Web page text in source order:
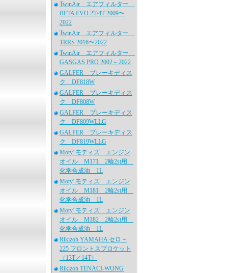
TwinAir エアフィルター
BETA EVO 2T/4T 2009〜
2022
TwinAir エアフィルター
TRRS 2016〜2022
TwinAir エアフィルター
GASGAS PRO 2002～2022
GALFER ブレーキディス
ク DF818W
GALFER ブレーキディス
ク DF808W
GALFER ブレーキディス
ク DF809WLLG
GALFER ブレーキディス
ク DF819WLLG
Moty' モティズ エンジン
オイル M171 2輪2st用
化学合成油 1L
Moty' モティズ エンジン
オイル M181 2輪2st用
化学合成油 1L
Moty' モティズ エンジン
オイル M182 2輪2st用
化学合成油 1L
Rikizoh YAMAHA セロ－
225 フロントスプロケット
（13T／14T）
Rikizoh TENACI-WONG